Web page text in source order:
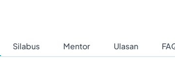
Silabus Mentor Ulasan